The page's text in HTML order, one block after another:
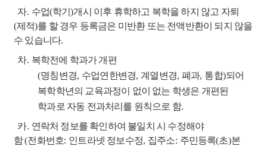
자. 수업(학기)개시 이후 휴학하고 복학을 하지 않고 자퇴
(제적)를 할 경우 등록금은 미반환 또는 전액반환이 되지 않을
수 있습니다.
차. 복학전에 학과가 개편
(명칭변경, 수업연한변경, 계열변경, 폐과, 통합)되어
복학학년의 교육과정이 없이 없는 학생은 개편된
학과로 자동 전과처리를 원칙으로 함.
카. 연락처 정보를 확인하여 불일치 시 수정해야
함(전화번호: 인트라넷 정보수정, 집주소: 주민등록(초)본